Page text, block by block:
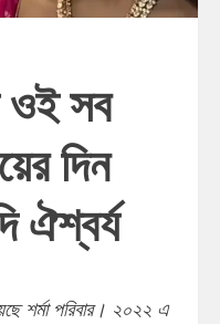
ওই সব
দিন
ঐশ্বর্য
শর্মা পরিবার। ২০২২ এ